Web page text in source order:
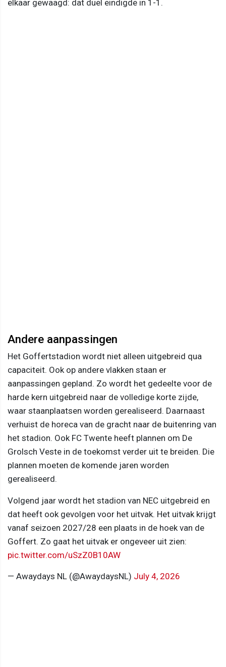
elkaar gewaagd: dat duel eindigde in 1-1.
Andere aanpassingen
Het Goffertstadion wordt niet alleen uitgebreid qua
capaciteit. Ook op andere vlakken staan er
aanpassingen gepland. Zo wordt het gedeelte voor de
harde kern uitgebreid naar de volledige korte zijde,
waar staanplaatsen worden gerealiseerd. Daarnaast
verhuist de horeca van de gracht naar de buitenring van
het stadion. Ook FC Twente heeft plannen om De
Grolsch Veste in de toekomst verder uit te breiden. Die
plannen moeten de komende jaren worden
gerealiseerd.
Volgend jaar wordt het stadion van NEC uitgebreid en
dat heeft ook gevolgen voor het uitvak. Het uitvak krijgt
vanaf seizoen 2027/28 een plaats in de hoek van de
Goffert. Zo gaat het uitvak er ongeveer uit zien:
pic.twitter.com/uSzZ0B10AW
— Awaydays NL (@AwaydaysNL) July 4, 2026